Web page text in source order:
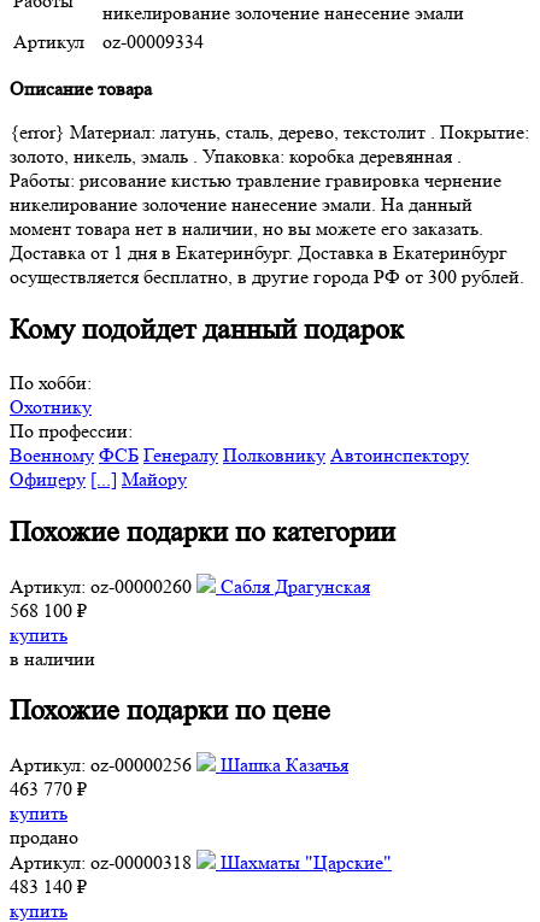
никелирование золочение нанесение эмали
Артикул
oz-00009334
Описание товара
{error} Материал: латунь, сталь, дерево, текстолит . Покрытие:
золото, никель, эмаль . Упаковка: коробка деревянная .
Работы: рисование кистью травление гравировка чернение
никелирование золочение нанесение эмали. На данный
момент товара нет в наличии, но вы можете его заказать.
Доставка от 1 дня в Екатеринбург. Доставка в Екатеринбург
осуществляется бесплатно, в другие города РФ от 300 рублей.
Кому подойдет данный подарок
По хобби:
Охотнику
По профессии:
Военному ФСБ Генералу Полковнику Автоинспектору
Офицеру [...] Майору
Похожие подарки по категории
Артикул: oz-00000260
Сабля Драгунская
568 100 ₽
купить
в наличии
Похожие подарки по цене
Артикул: oz-00000256
Шашка Казачья
463 770 ₽
купить
продано
Артикул: oz-00000318
Шахматы "Царские"
483 140 ₽
купить